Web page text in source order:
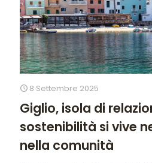
8 Settembre 2025
Giglio, isola di
sostenibilità si vive
nella comunità